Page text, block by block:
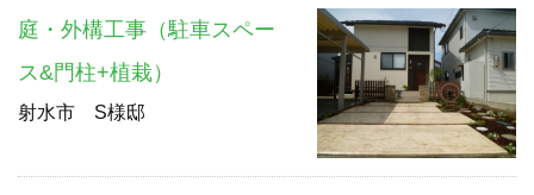
庭・外構工事（駐車スペー
ス&門柱+植栽）
射水市 S様邸